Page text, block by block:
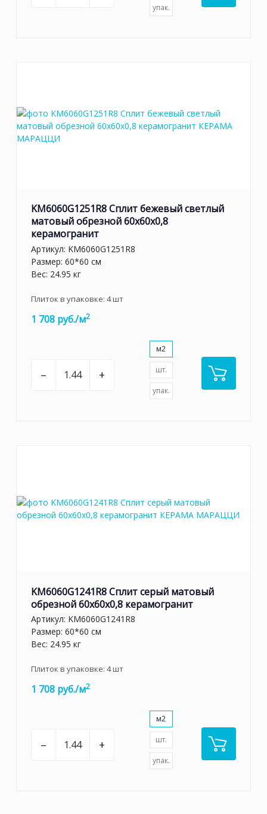
упак.
KM6060G1251R8 Сплит бежевый светлый
матовый обрезной 60x60x0,8
керамогранит
Артикул: KM6060G1251R8
Размер: 60*60 см
Вес: 24.95 кг
Плиток в упаковке: 4шт
1 708 руб./м2
– +
м2
шт.
упак.
KM6060G1241R8 Сплит серый матовый
обрезной 60x60x0,8 керамогранит
Артикул: KM6060G1241R8
Размер: 60*60 см
Вес: 24.95 кг
Плиток в упаковке: 4шт
1 708 руб./м2
– +
м2
шт.
упак.